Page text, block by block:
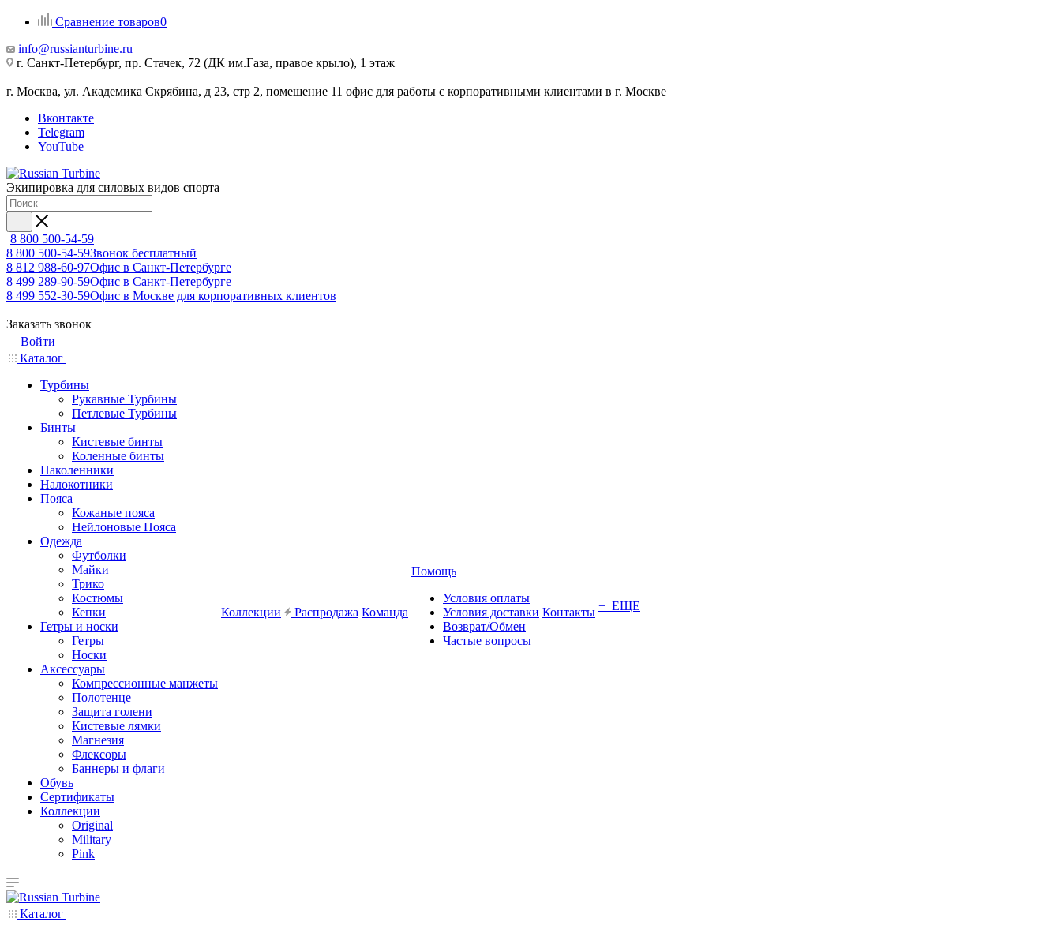
Сравнение товаров0
info@russianturbine.ru
г. Санкт-Петербург, пр. Стачек, 72 (ДК им.Газа, правое крыло), 1 этаж
г. Москва, ул. Академика Скрябина, д 23, стр 2, помещение 11 офис для работы с корпоративными клиентами в г. Москве
Вконтакте
Telegram
YouTube
Экипировка для силовых видов спорта
8 800 500-54-59
8 800 500-54-59Звонок бесплатный
8 812 988-60-97Офис в Санкт-Петербурге
8 499 289-90-59Офис в Санкт-Петербурге
8 499 552-30-59Офис в Москве для корпоративных клиентов
Заказать звонок
Войти
Каталог
Турбины
Рукавные Турбины
Петлевые Турбины
Бинты
Кистевые бинты
Коленные бинты
Наколенники
Налокотники
Пояса
Кожаные пояса
Нейлоновые Пояса
Одежда
Футболки
Майки
Трико
Костюмы
Кепки
Гетры и носки
Гетры
Носки
Аксессуары
Компрессионные манжеты
Полотенце
Защита голени
Кистевые лямки
Магнезия
Флексоры
Баннеры и флаги
Обувь
Сертификаты
Коллекции
Original
Military
Pink
Коллекции Распродажа Команда
Помощь
Условия оплаты
Условия доставки
Возврат/Обмен
Частые вопросы
Контакты + ЕЩЕ
Каталог